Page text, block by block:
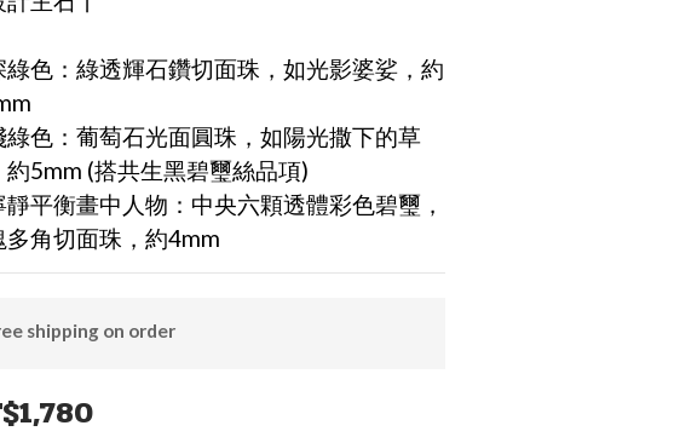
綠色：綠透輝石鑽切面珠，如光影婆娑，約
綠色：葡萄石光面圓珠，如陽光撒下的草
約5mm (搭共生黑碧璽絲品項)
靜平衡畫中人物：中央六顆透體彩色碧璽，
多角切面珠，約4mm
shipping on order